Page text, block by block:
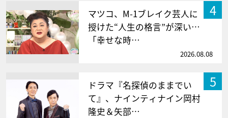
4
マツコ、M-1ブレイク芸人に
授けた“人生の格言”が深い…
「幸せな時…
2026.08.08
5
ドラマ『名探偵のままでい
て』、ナインティナイン岡村
隆史＆矢部…